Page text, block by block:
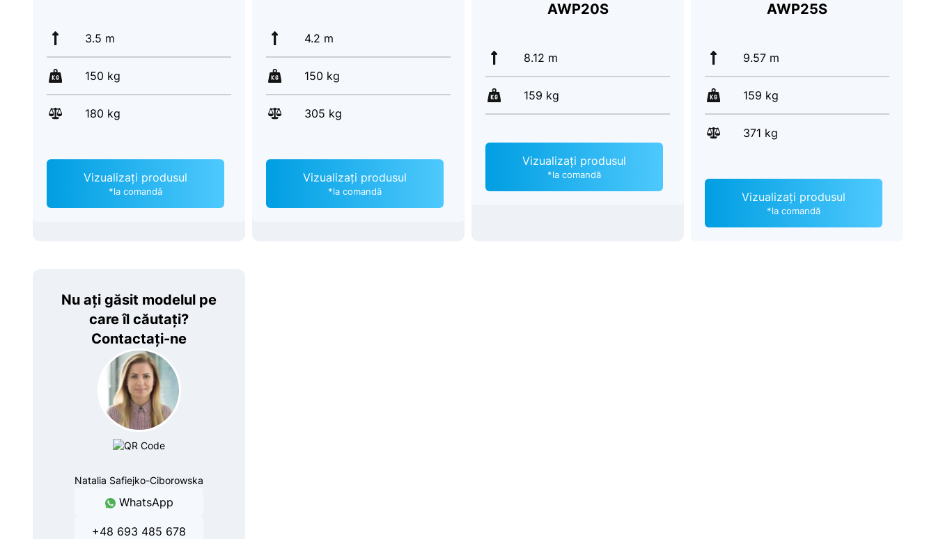
3.5 m
150 kg
180 kg
Vizualizați produsul
*la comandă
4.2 m
150 kg
305 kg
Vizualizați produsul
*la comandă
AWP20S
8.12 m
159 kg
Vizualizați produsul
*la comandă
AWP25S
9.57 m
159 kg
371 kg
Vizualizați produsul
*la comandă
Nu ați găsit modelul pe
care îl căutați?
Contactați-ne
Natalia Safiejko-Ciborowska
WhatsApp
+48 693 485 678